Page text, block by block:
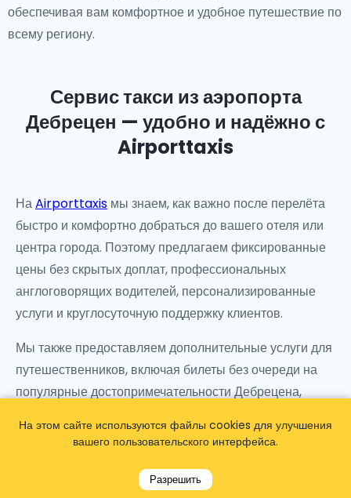
обеспечивая вам комфортное и удобное путешествие по
всему региону.
Сервис такси из аэропорта
Дебрецен — удобно и надёжно с
Airporttaxis
НаAirporttaxis мы знаем, как важно после перелёта
быстро и комфортно добраться до вашего отеля или
центра города. Поэтому предлагаем фиксированные
цены без скрытых доплат, профессиональных
англоговорящих водителей, персонализированные
услуги и круглосуточную поддержку клиентов.
Мы также предоставляем дополнительные услуги для
путешественников, включая билеты без очереди на
популярные достопримечательности Дебрецена,
водитель доставит их по прибытии.
Начните своё пребывание в Венгрии с комфортного,
частного и оснащённого кондиционером трансфера.
На этом сайте используются файлы cookies для улучшения
вашего пользовательского интерфейса.
Разрешить